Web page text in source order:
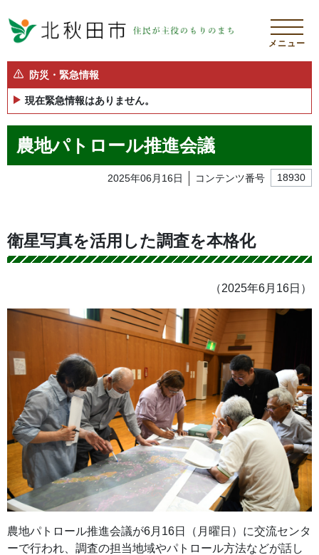
メニュー
防災・緊急情報
現在緊急情報はありません。
農地パトロール推進会議
2025年06月16日 コンテンツ番号 18930
衛星写真を活用した調査を本格化
（2025年6月16日）
農地パトロール推進会議が6月16日（月曜日）に交流センタ
ーで行われ、調査の担当地域やパトロール方法などが話し